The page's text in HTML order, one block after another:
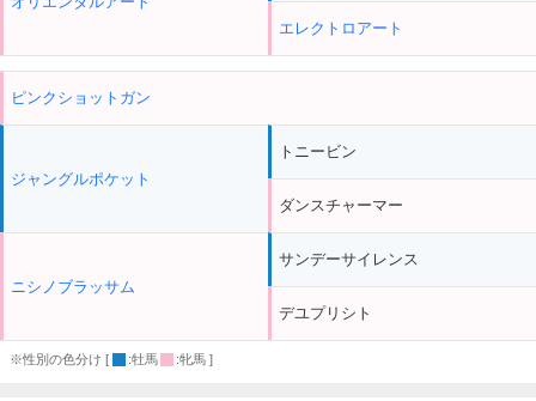
エレクトロアート
ピンクショットガン
ジャングルポケット
ニシノブラッサム
トニービン
ダンスチャーマー
サンデーサイレンス
デユプリシト
※性別の色分け [ :牡馬 :牝馬 ]